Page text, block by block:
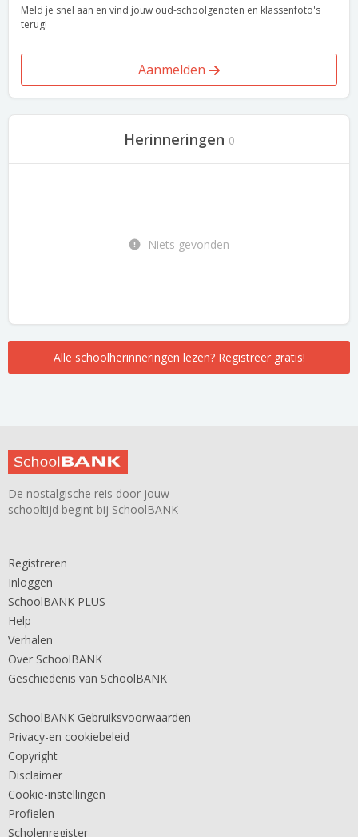
Meld je snel aan en vind jouw oud-schoolgenoten en klassenfoto's
terug!
Aanmelden
Herinneringen 0
Niets gevonden
Alle schoolherinneringen lezen? Registreer gratis!
De nostalgische reis door jouw
schooltijd begint bij SchoolBANK
Registreren
Inloggen
SchoolBANK PLUS
Help
Verhalen
Over SchoolBANK
Geschiedenis van SchoolBANK
SchoolBANK Gebruiksvoorwaarden
Privacy-en cookiebeleid
Copyright
Disclaimer
Cookie-instellingen
Profielen
Scholenregister